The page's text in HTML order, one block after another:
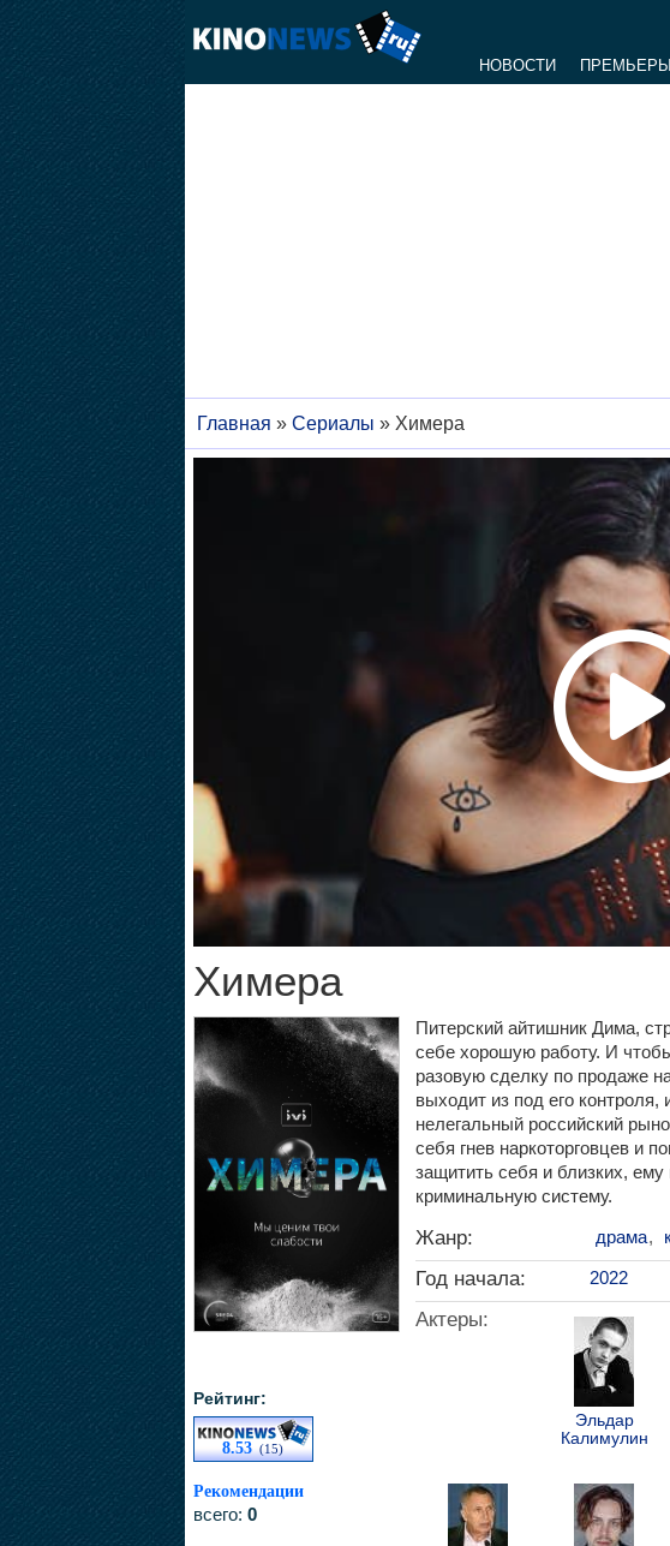
НОВОСТИ ПРЕМЬЕРЫ
Главная » Сериалы » Химера
Химера
Рейтинг:
8.53 (15)
Рекомендации
всего: 0
Питерский айтишник Дима,
себе хорошую работу. И
разовую сделку по продаже
выходит из под его контроля,
нелегальный российский
себя гнев наркоторговцев и
защитить себя и близких, ему
криминальную систему.
Жанр: драма,
Год начала: 2022
Актеры:
Эльдар
Калимулин